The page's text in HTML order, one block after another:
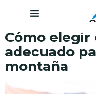
Cómo elegir
adecuado
montaña